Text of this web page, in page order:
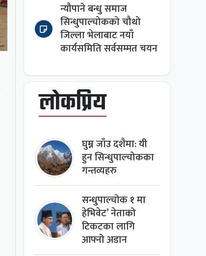
न्यौपाने बन्धु समाज
सिन्धुपाल्चोकको चौथो
जिल्ला भेलाबाट नयाँ
कार्यसमिति सर्वसम्मत चयन
लोकप्रिय
घुम्न जाँउ दशैमा: यी
हुन सिन्धुपाल्चोकका
गन्तव्यहरु
सन्धुपाल्चोक १ मा
हेभिवेट’ नेताको
टिकटका लागि
आफ्नो अडान